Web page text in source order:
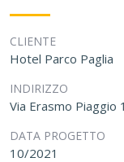
CLIENTE
Hotel Parco Paglia
INDIRIZZO
Via Erasmo Piaggio
DATA PROGETTO
10/2021